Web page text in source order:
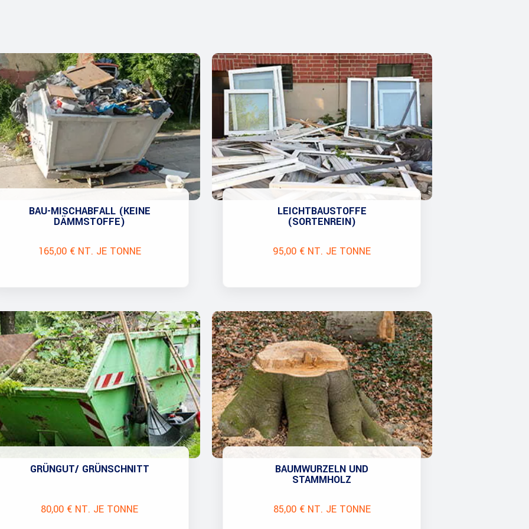
BAU-MISCHABFALL (KEINE
DÄMMSTOFFE)
165,00 € NT. JE TONNE
LEICHTBAUSTOFFE
(SORTENREIN)
95,00 € NT. JE TONNE
GRÜNGUT/ GRÜNSCHNITT
80,00 € NT. JE TONNE
BAUMWURZELN UND
STAMMHOLZ
85,00 € NT. JE TONNE